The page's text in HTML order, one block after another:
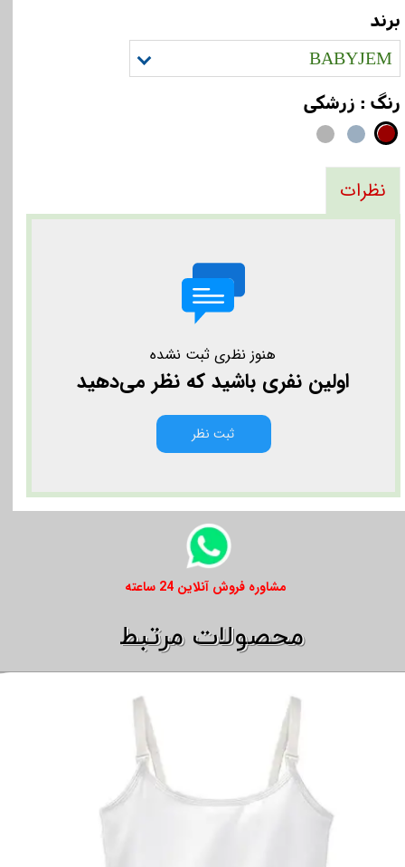
برند
BABYJEM
رنگ : زرشکی
نظرات
هنوز نظری ثبت نشده
اولین نفری باشید که نظر می‌دهید
ثبت نظر
​​مشاوره فروش آنلاین 24 ساعته
​​محصولات مرتبط